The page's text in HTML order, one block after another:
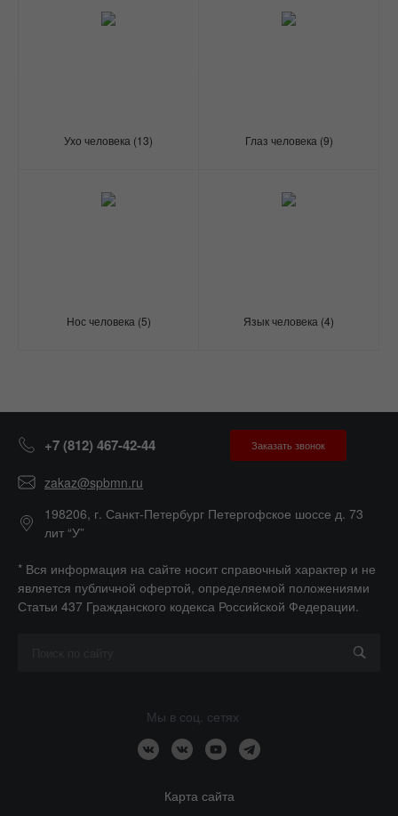
Ухо человека (13) Глаз человека (9)
Нос человека (5) Язык человека (4)
+7 (812) 467-42-44 Заказать звонок
zakaz@spbmn.ru
198206, г. Санкт-Петербург Петергофское шоссе д. 73
лит “У”
* Вся информация на сайте носит справочный характер и не
является публичной офертой, определяемой положениями
Статьи 437 Гражданского кодекса Российской Федерации.
Мы в соц. сетях
Карта сайта